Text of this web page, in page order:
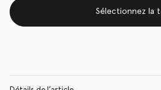
Sélectionnez la